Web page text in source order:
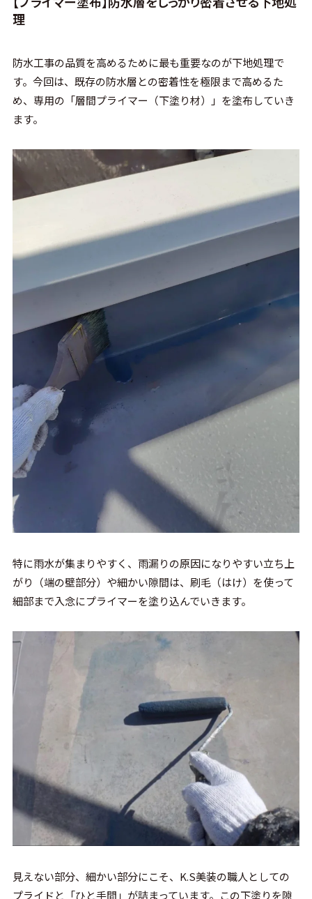
理
防水工事の品質を高めるために最も重要なのが下地処理で
す。今回は、既存の防水層との密着性を極限まで高めるた
め、専用の「層間プライマー（下塗り材）」を塗布していき
ます。
特に雨水が集まりやすく、雨漏りの原因になりやすい立ち上
がり（端の壁部分）や細かい隙間は、刷毛（はけ）を使って
細部まで入念にプライマーを塗り込んでいきます。
見えない部分、細かい部分にこそ、K.S美装の職人としての
プライドと「ひと手間」が詰まっています。この下塗りを隙